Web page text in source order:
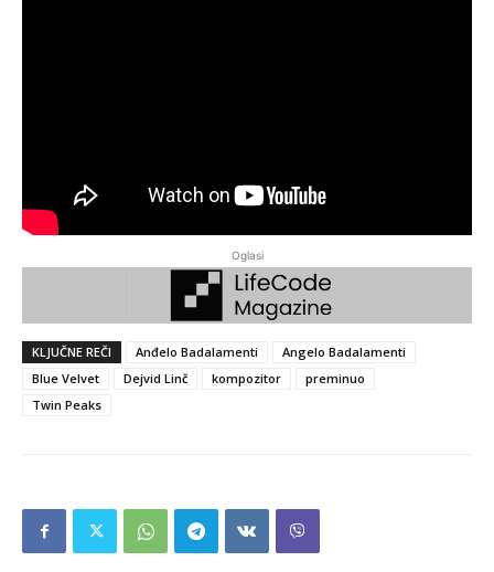
Oglasi
KLJUČNE REČI Anđelo Badalamenti
Angelo Badalamenti
Blue Velvet
Dejvid Linč kompozitor
preminuo
Twin Peaks